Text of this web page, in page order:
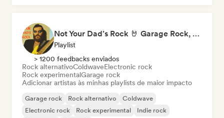
Not Your Dad’s Rock 🤘 Garage Rock, Alt-Rock & Indie Anthems
Playlist
> 1200 feedbacks enviados
Rock alternativoColdwaveElectronic rock
Rock experimentalGarage rock
Adicionar artistas às minhas playlists de maior impacto
Garage rock Rock alternativo
Coldwave
Electronic rock
Rock experimental
Indie rock